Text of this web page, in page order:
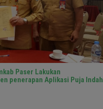
Paser Lakukan
penerapan Aplikasi Puja Indah